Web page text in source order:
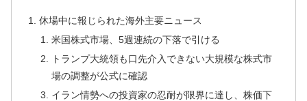
休場中に報じられた海外主要ニュース
米国株式市場、5週連続の下落で引ける
トランプ大統領も口先介入できない大規模な株式市
場の調整が公式に確認
イラン情勢への投資家の忍耐が限界に達し、株価下